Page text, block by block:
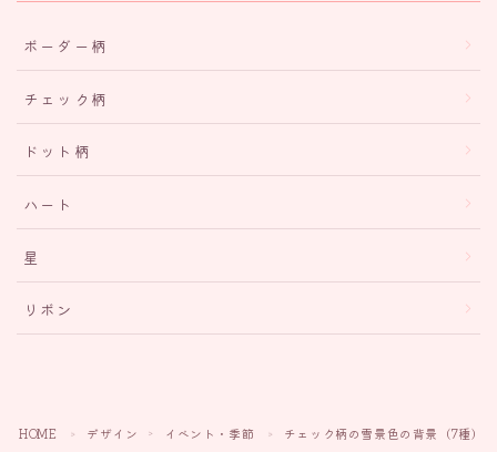
ボーダー柄
チェック柄
ドット柄
ハート
星
リボン
HOME ＞ デザイン ＞ イベント・季節 ＞ チェック柄の雪景色の背景（7種）